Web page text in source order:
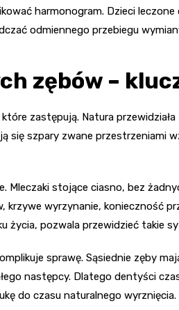
harmonogram. Dzieci
odmiennego przebiegu
zębów –
zastępują. Natura
się szpary zwane przestrzeniami
Mleczaki stojące ciasno, bez
krzywe wyrzynanie, konieczność
życia, pozwala przewidzieć takie
sprawę. Sąsiednie zęby
następcy. Dlatego dentyści
do czasu naturalnego wyrznięcia.